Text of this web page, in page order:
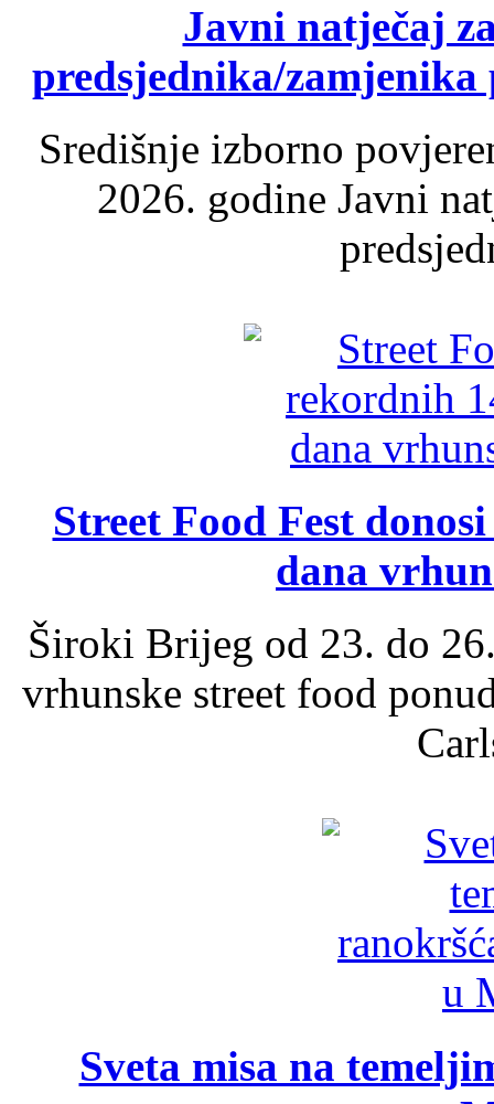
Javni natječaj
predsjednika/
Središnje izborno
2026. godine Javni
Street Food Fest
dana
Široki Brijeg od 23. do
vrhunske street food
Sveta misa na